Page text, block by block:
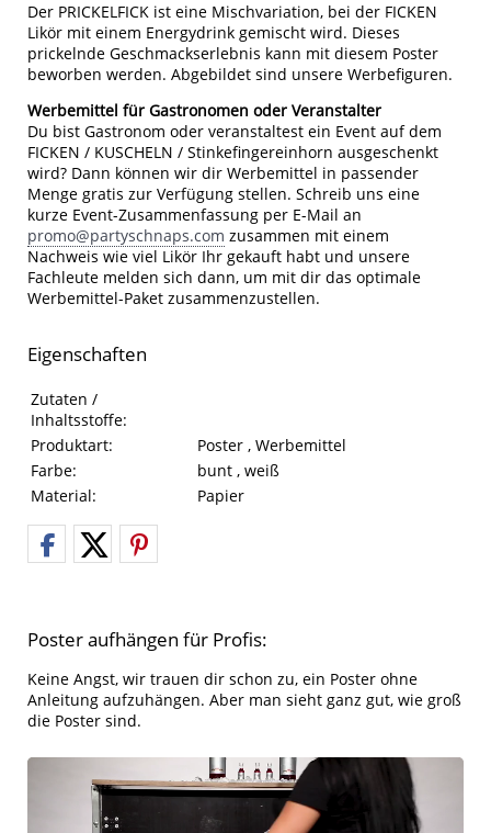
Der PRICKELFICK ist eine Mischvariation, bei der FICKEN
Likör mit einem Energydrink gemischt wird. Dieses
prickelnde Geschmackserlebnis kann mit diesem Poster
beworben werden. Abgebildet sind unsere Werbefiguren.
Werbemittel für Gastronomen oder Veranstalter
Du bist Gastronom oder veranstaltest ein Event auf dem
FICKEN / KUSCHELN / Stinkefingereinhorn ausgeschenkt
wird? Dann können wir dir Werbemittel in passender
Menge gratis zur Verfügung stellen. Schreib uns eine
kurze Event-Zusammenfassung per E-Mail an
promo@partyschnaps.com zusammen mit einem
Nachweis wie viel Likör Ihr gekauft habt und unsere
Fachleute melden sich dann, um mit dir das optimale
Werbemittel-Paket zusammenzustellen.
Eigenschaften
Eigenschaften des Produkts
Eigenschaft
Zutaten /
Inhaltsstoffe:
Produktart:
Poster , Werbemittel
Farbe:
bunt , weiß
Material:
Papier
Poster aufhängen für Profis:
Keine Angst, wir trauen dir schon zu, ein Poster ohne
Anleitung aufzuhängen. Aber man sieht ganz gut, wie groß
die Poster sind.